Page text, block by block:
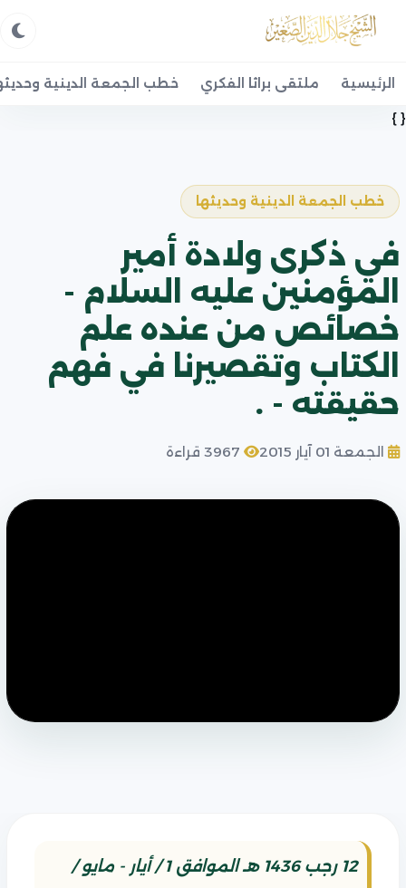
الرئيسية ملتقى براثا الفكري خطب الجمعة الدينية
{ }
خطب الجمعة الدينية وحديثها
في ذكرى ولادة أمير
المؤمنين عليه السلام -
خصائص من عنده علم
الكتاب وتقصيرنا في فهم
حقيقته - .
الجمعة 01 آيار 2015
12 رجب 1436 هـ الموافق 1 / أيار - مايو /